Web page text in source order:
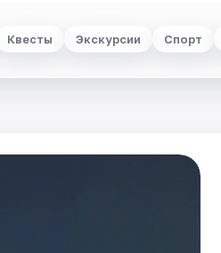
Квесты Экскурсии Спорт